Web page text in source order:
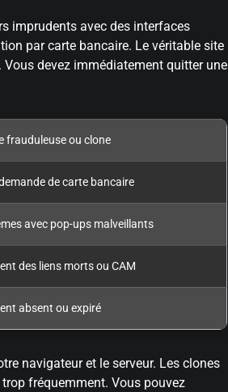
imprudents avec des interfaces
par carte bancaire. Le véritable site
devez immédiatement quitter une
frauduleuse ou clone
de carte bancaire
avec pop-ups malveillants
des liens morts ou CAM
absent ou expiré
navigateur et le serveur. Les clones
fréquemment. Vous pouvez